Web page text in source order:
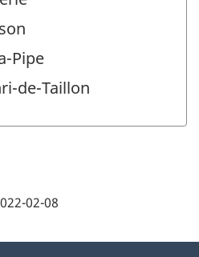
Pipe
de-Taillon
02-08